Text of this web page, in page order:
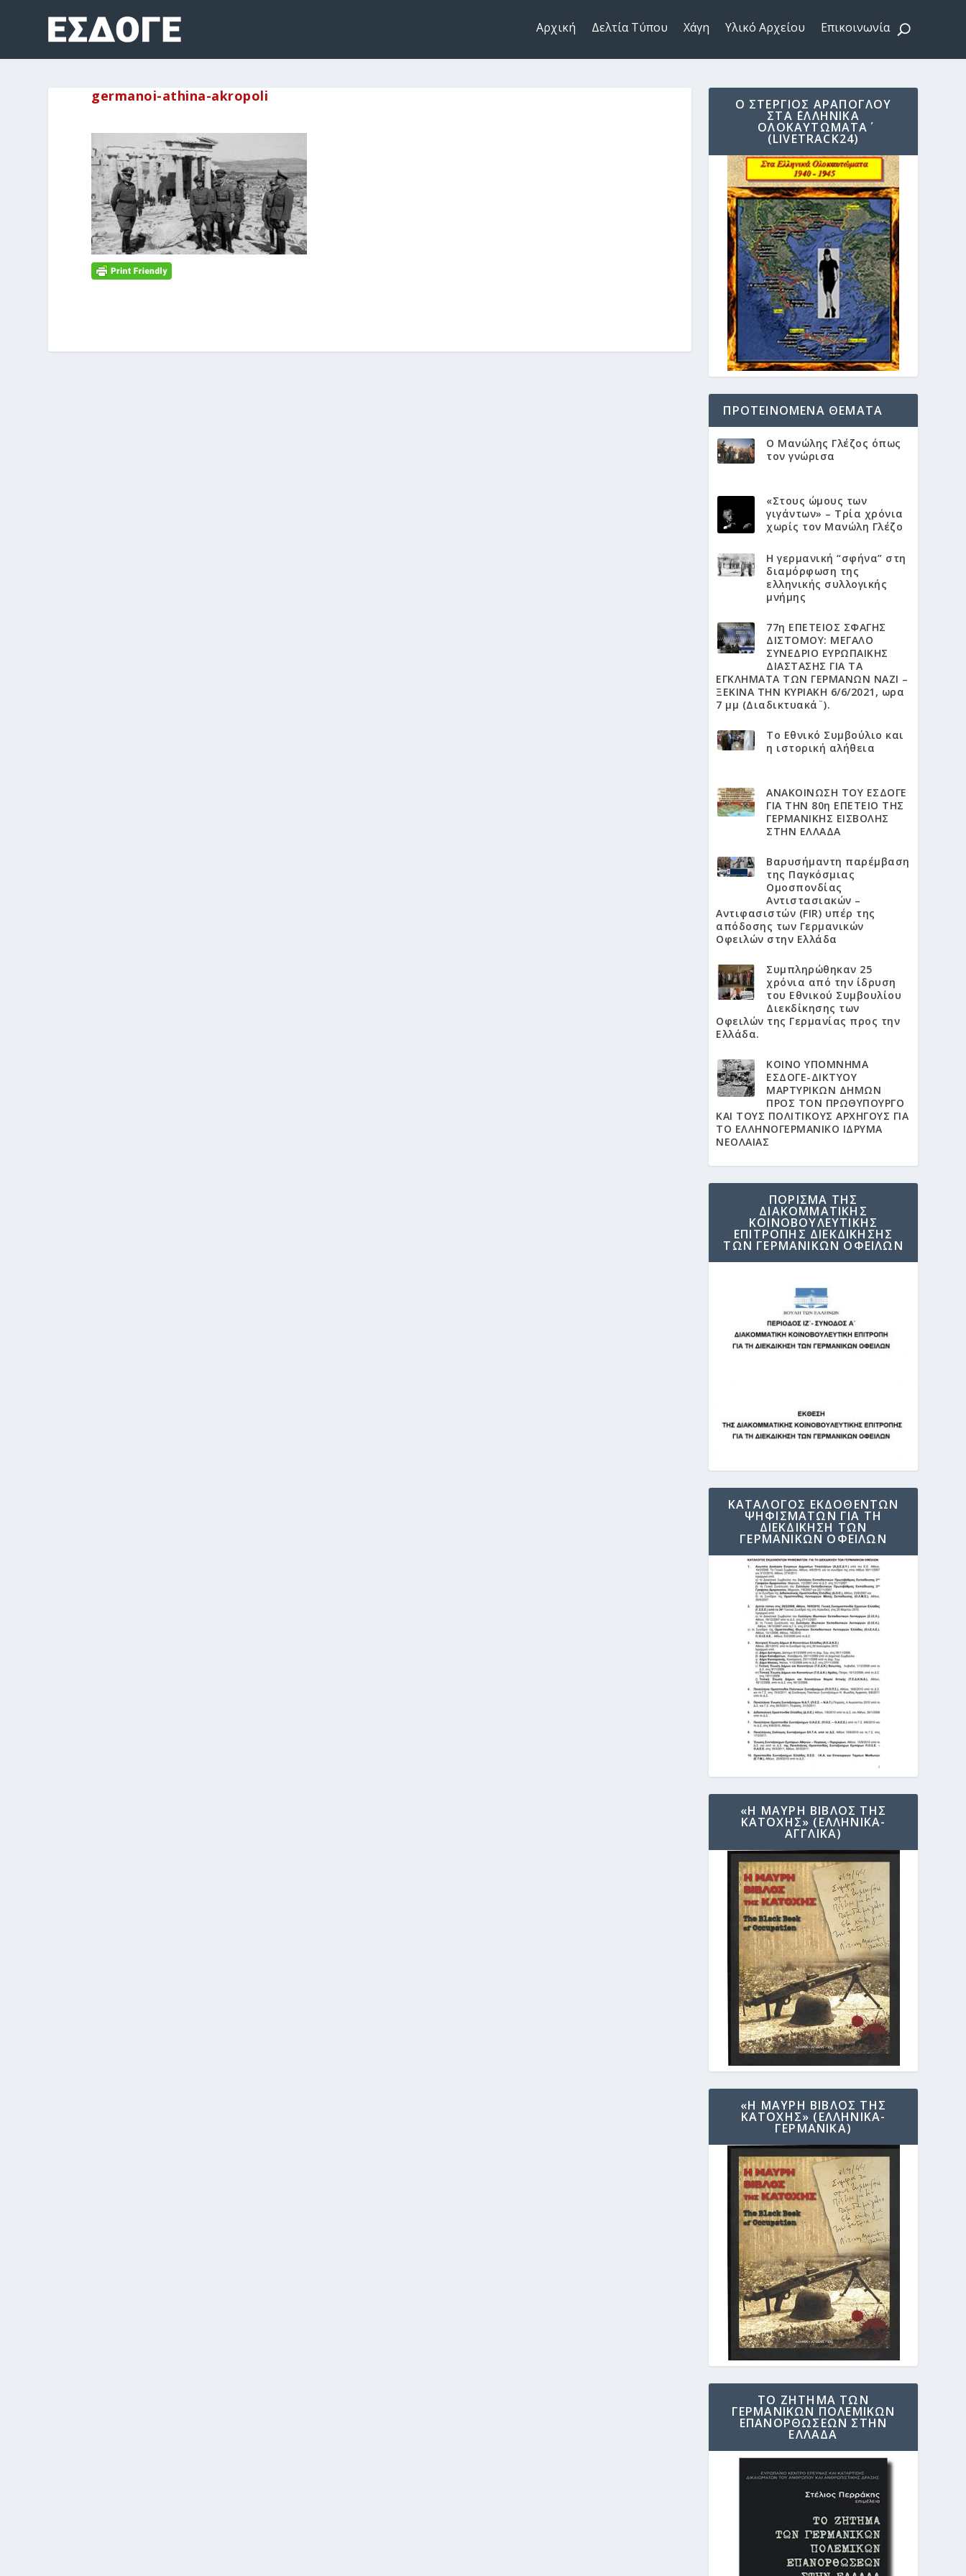
Αρχική Δελτία Τύπου Χάγη Υλικό Αρχείου Επικοινωνία
germanoi-athina-akropoli Ο ΣΤΈΡΓΙΟΣ ΑΡΆΠΟΓΛΟΥ
ΣΤΑ ΄ΕΛΛΗΝΙΚΆ
ΟΛΟΚΑΥΤΏΜΑΤΑ΄
(LIVETRACK24)
ΠΡΟΤΕΙΝΌΜΕΝΑ ΘΈΜΑΤΑ
Ο Μανώλης Γλέζος όπως
τον γνώρισα
«Στους ώμους των
γιγάντων» – Τρία χρόνια
χωρίς τον Μανώλη Γλέζο
Η γερμανική “σφήνα” στη
διαμόρφωση της
ελληνικής συλλογικής
μνήμης
77η ΕΠΕΤΕΙΟΣ ΣΦΑΓΗΣ
ΔΙΣΤΟΜΟΥ: ΜΕΓΑΛΟ
ΣΥΝΕΔΡΙΟ ΕΥΡΩΠΑΙΚΗΣ
ΔΙΑΣΤΑΣΗΣ ΓΙΑ ΤΑ
ΕΓΚΛΗΜΑΤΑ ΤΩΝ ΓΕΡΜΑΝΩΝ ΝΑΖΙ –
ΞΕΚΙΝΑ ΤΗΝ ΚΥΡΙΑΚΗ 6/6/2021, ωρα
7 μμ (Διαδικτυακά¨).
Το Εθνικό Συμβούλιο και
η ιστορική αλήθεια
ΑΝΑΚΟΙΝΩΣΗ ΤΟΥ ΕΣΔΟΓΕ
ΓΙΑ ΤΗΝ 80η ΕΠΕΤΕΙΟ ΤΗΣ
ΓΕΡΜΑΝΙΚΗΣ ΕΙΣΒΟΛΗΣ
ΣΤΗΝ ΕΛΛΑΔΑ
Βαρυσήμαντη παρέμβαση
της Παγκόσμιας
Ομοσπονδίας
Αντιστασιακών –
Αντιφασιστών (FIR) υπέρ της
απόδοσης των Γερμανικών
Οφειλών στην Ελλάδα
Συμπληρώθηκαν 25
χρόνια από την ίδρυση
του Εθνικού Συμβουλίου
Διεκδίκησης των
Οφειλών της Γερμανίας προς την
Ελλάδα.
KΟΙΝΟ ΥΠΟΜΝΗΜΑ
ΕΣΔΟΓΕ-ΔΙΚΤΥΟΥ
ΜΑΡΤΥΡΙΚΩΝ ΔΗΜΩΝ
ΠΡΟΣ ΤΟΝ ΠΡΩΘΥΠΟΥΡΓΟ
ΚΑΙ ΤΟΥΣ ΠΟΛΙΤΙΚΟΥΣ ΑΡΧΗΓΟΥΣ ΓΙΑ
ΤΟ ΕΛΛΗΝΟΓΕΡΜΑΝΙΚΟ ΙΔΡΥΜΑ
ΝΕΟΛΑΙΑΣ
ΠΟΡΙΣΜΑ ΤΗΣ
ΔΙΑΚΟΜΜΑΤΙΚΗΣ
ΚΟΙΝΟΒΟΥΛΕΥΤΙΚΗΣ
ΕΠΙΤΡΟΠΗΣ ΔΙΕΚΔΙΚΗΣΗΣ
ΤΩΝ ΓΕΡΜΑΝΙΚΩΝ ΟΦΕΙΛΩΝ
ΚΑΤΑΛΟΓΟΣ ΕΚΔΟΘΕΝΤΩΝ
ΨΗΦΙΣΜΑΤΩΝ ΓΙΑ ΤΗ
ΔΙΕΚΔΙΚΗΣΗ ΤΩΝ
ΓΕΡΜΑΝΙΚΩΝ ΟΦΕΙΛΩΝ
«Η ΜΑΥΡΗ ΒΙΒΛΟΣ ΤΗΣ
ΚΑΤΟΧΗΣ» (ΕΛΛΗΝΙΚΑ-
ΑΓΓΛΙΚΑ)
«Η ΜΑΥΡΗ ΒΙΒΛΟΣ ΤΗΣ
ΚΑΤΟΧΗΣ» (ΕΛΛΗΝΙΚΑ-
ΓΕΡΜΑΝΙΚΑ)
ΤΟ ΖΗΤΗΜΑ ΤΩΝ
ΓΕΡΜΑΝΙΚΩΝ ΠΟΛΕΜΙΚΩΝ
ΕΠΑΝΟΡΘΩΣΕΩΝ ΣΤΗΝ
ΕΛΛΑΔΑ